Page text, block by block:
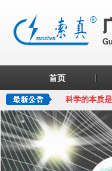
首页
科学的本质